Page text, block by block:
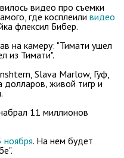
видео про съемки
где косплеили видео
флексил Бибер.
на камеру: "Тимати ушел
из Тимати".
Slava Marlow, Гуф,
долларов, живой тигр и
11 миллионов
. На нем будет